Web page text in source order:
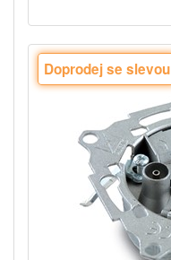
Doprodej se slevou